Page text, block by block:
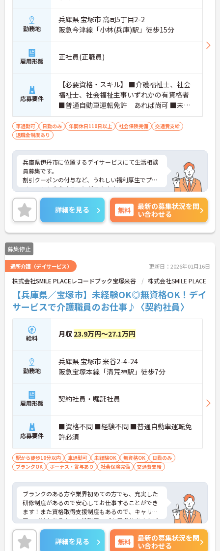
勤務地
兵庫県 宝塚市 高司5丁目2-2
阪急今津線「小林(兵庫)駅」徒歩15分
雇用形態 正社員(正職員)
応募要件
【必要資格・スキル】 ■介護福祉士、社会
福祉士、社会福祉主事いずれかの有資格者
■普通自動車運転免許 あれば尚可 ■未経
験・ブランク可
車通勤可 日勤のみ 年間休日110日以上 社会保険完備
交通費支給
退職金制度あり
兵庫県伊丹市に位置するデイサービスにて生活相談
員募集です。
割引クーポンの付与など、うれしい福利厚生でプラ
イベートも充実することができます！
また、年間休日112日とお休みも多めですので、し
っかりとリフレッシュしながら働ける職場です。
ご興味のある方には、面接対策ポイントなど、さら
に詳細をお話いたしますので、お気軽にご相談くだ
さい。
詳細を見る 無料
最新の募集状況を問
い合わせる
募集停止
通所介護（デイサービス） 更新日：2026年01月16日
株式会社SMILE PLACEレコードブック宝塚米谷 株式会社SMILE PLACE
【兵庫県／宝塚市】未経験OK◎無資格OK！デイ
サービスで介護職員のお仕事♪〈契約社員〉
給料 月収 23.9万円～27.1万円
勤務地
兵庫県 宝塚市 米谷2-4-24
阪急宝塚本線「清荒神駅」徒歩7分
雇用形態 契約社員・嘱託社員
応募要件
■資格不問 ■経験不問 ■普通自動車運転免
許必須
駅から徒歩10分以内 車通勤可 未経験OK 無資格OK
日勤のみ
ブランクOK
ボーナス・賞与あり 社会保険完備 交通費支給
ブランクのある方や業界初めての方でも、充実した
研修制度があるので安心してお仕事することができ
ます！また資格取得支援制度もあるので、キャリア
アップはもちろん、お給料アップも目指せます！ご
興味ある方は面接ポイントをお伝えしますので、お
気軽にお問い合わせください♪
詳細を見る 無料
最新の募集状況を問
い合わせる